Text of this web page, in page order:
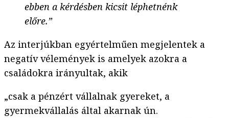
ebben a kérdésben kicsit léphetnénk
előre.”
Az interjúkban egyértelműen megjelentek a
negatív vélemények is amelyek azokra a
családokra irányultak, akik
„csak a pénzért vállalnak gyereket, a
gyermekvállalás által akarnak ún.